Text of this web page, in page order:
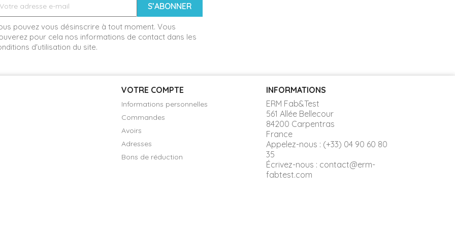
pouvez vous désinscrire à tout moment. Vous
pour cela nos informations de contact dans les
d'utilisation du site.
VOTRE COMPTE
Informations personnelles
Commandes
Avoirs
Adresses
Bons de réduction
INFORMATIONS
ERM Fab&Test
561 Allée Bellecour
84200 Carpentras
France
Appelez-nous : (+33) 04 90 60 80
35
Écrivez-nous : contact@erm-
fabtest.com